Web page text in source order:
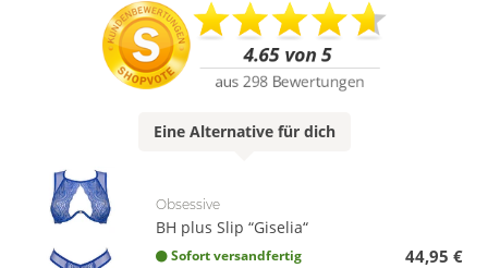
Eine Alternativefür dich
Obsessive
BH plus Slip “Giselia“
Sofort versandfertig 44,95 €